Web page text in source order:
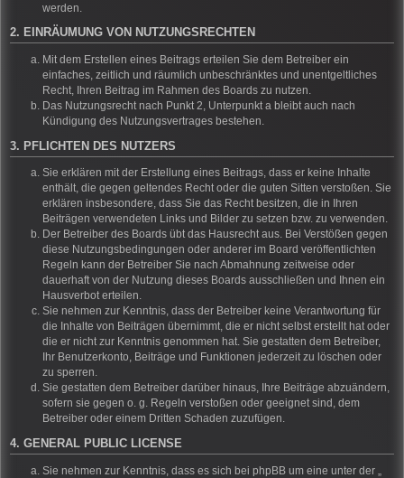
werden.
2. EINRÄUMUNG VON NUTZUNGSRECHTEN
Mit dem Erstellen eines Beitrags erteilen Sie dem Betreiber ein
einfaches, zeitlich und räumlich unbeschränktes und unentgeltliches
Recht, Ihren Beitrag im Rahmen des Boards zu nutzen.
Das Nutzungsrecht nach Punkt 2, Unterpunkt a bleibt auch nach
Kündigung des Nutzungsvertrages bestehen.
3. PFLICHTEN DES NUTZERS
Sie erklären mit der Erstellung eines Beitrags, dass er keine Inhalte
enthält, die gegen geltendes Recht oder die guten Sitten verstoßen. Sie
erklären insbesondere, dass Sie das Recht besitzen, die in Ihren
Beiträgen verwendeten Links und Bilder zu setzen bzw. zu verwenden.
Der Betreiber des Boards übt das Hausrecht aus. Bei Verstößen gegen
diese Nutzungsbedingungen oder anderer im Board veröffentlichten
Regeln kann der Betreiber Sie nach Abmahnung zeitweise oder
dauerhaft von der Nutzung dieses Boards ausschließen und Ihnen ein
Hausverbot erteilen.
Sie nehmen zur Kenntnis, dass der Betreiber keine Verantwortung für
die Inhalte von Beiträgen übernimmt, die er nicht selbst erstellt hat oder
die er nicht zur Kenntnis genommen hat. Sie gestatten dem Betreiber,
Ihr Benutzerkonto, Beiträge und Funktionen jederzeit zu löschen oder
zu sperren.
Sie gestatten dem Betreiber darüber hinaus, Ihre Beiträge abzuändern,
sofern sie gegen o. g. Regeln verstoßen oder geeignet sind, dem
Betreiber oder einem Dritten Schaden zuzufügen.
4. GENERAL PUBLIC LICENSE
Sie nehmen zur Kenntnis, dass es sich bei phpBB um eine unter der „